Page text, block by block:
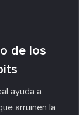
de los
ayuda a
arruinen la